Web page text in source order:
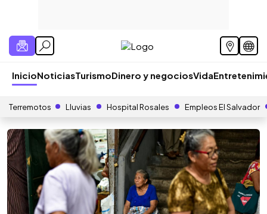
InicioNoticiasTurismoDinero y negociosVida
Terremotos Lluvias Hospital Rosales Empleos El Salvador